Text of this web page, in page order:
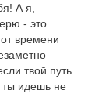
А я,
- это
времени
твой путь
ты идешь не